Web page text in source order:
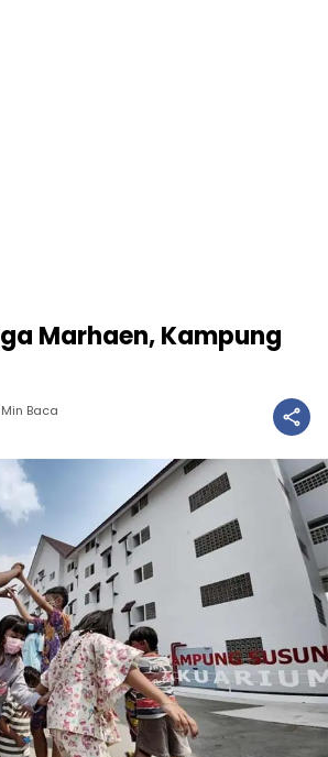
Marhaen, Kampung
Baca